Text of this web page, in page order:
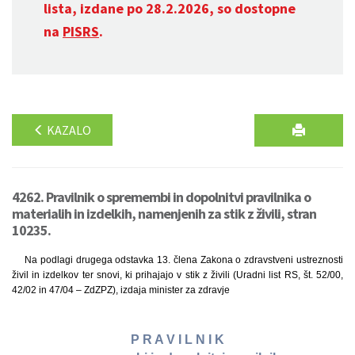
lista, izdane po 28.2.2026, so dostopne
na PISRS.
KAZALO
4262. Pravilnik o spremembi in dopolnitvi pravilnika o
materialih in izdelkih, namenjenih za stik z živili, stran
10235.
Na podlagi drugega odstavka 13. člena Zakona o zdravstveni ustreznosti
živil in izdelkov ter snovi, ki prihajajo v stik z živili (Uradni list RS, št. 52/00,
42/02 in 47/04 – ZdZPZ), izdaja minister za zdravje
P R A V I L N I K